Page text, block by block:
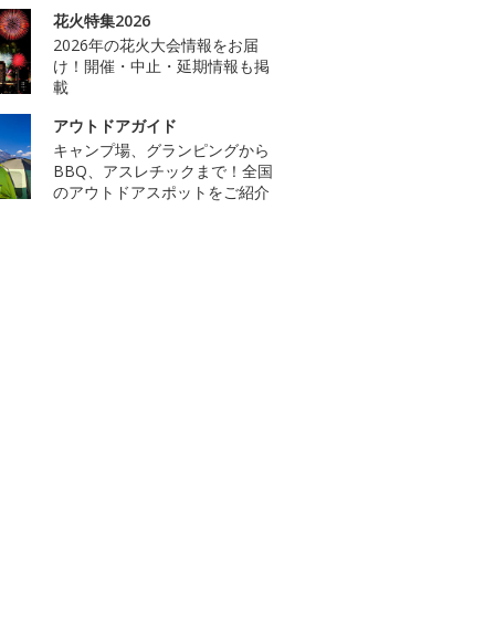
花火特集2026
2026年の花火大会情報をお届
け！開催・中止・延期情報も掲
載
アウトドアガイド
キャンプ場、グランピングから
BBQ、アスレチックまで！全国
のアウトドアスポットをご紹介